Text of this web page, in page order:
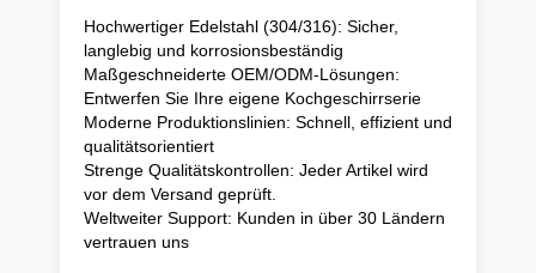
Hochwertiger Edelstahl (304/316): Sicher,
langlebig und korrosionsbeständig
Maßgeschneiderte OEM/ODM-Lösungen:
Entwerfen Sie Ihre eigene Kochgeschirrserie
Moderne Produktionslinien: Schnell, effizient und
qualitätsorientiert
Strenge Qualitätskontrollen: Jeder Artikel wird
vor dem Versand geprüft.
Weltweiter Support: Kunden in über 30 Ländern
vertrauen uns